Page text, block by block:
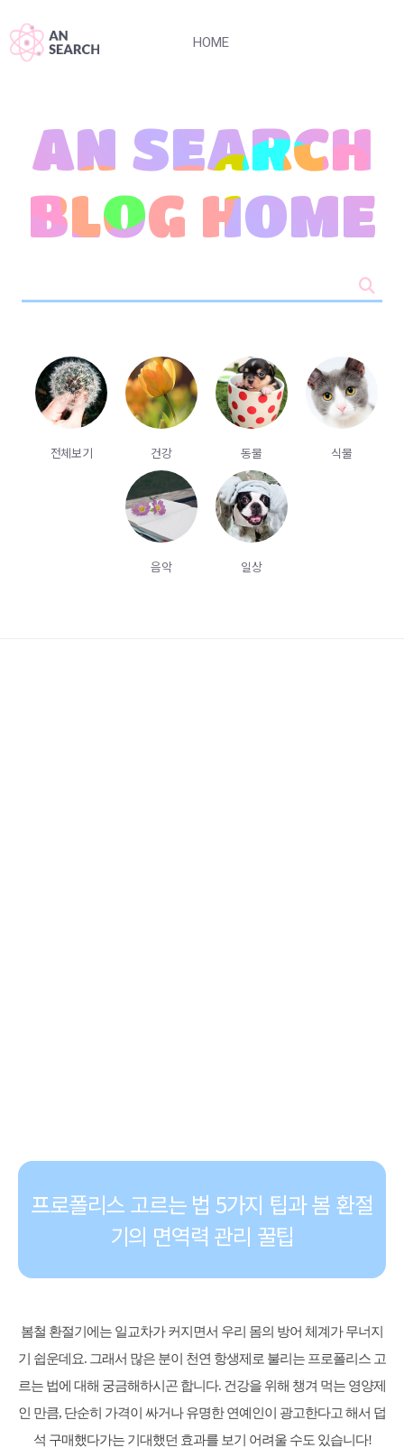
HOME
AN SEARCH
BLOG HOME
전체보기 건강 동물 식물
음악 일상
프로폴리스 고르는 법 5가지 팁과 봄 환절
기의 면역력 관리 꿀팁
봄철 환절기에는 일교차가 커지면서 우리 몸의 방어 체계가 무너지
기 쉽운데요. 그래서 많은 분이 천연 항생제로 불리는 프로폴리스 고
르는 법에 대해 궁금해하시곤 합니다. 건강을 위해 챙겨 먹는 영양제
인 만큼, 단순히 가격이 싸거나 유명한 연예인이 광고한다고 해서 덥
석 구매했다가는 기대했던 효과를 보기 어려울 수도 있습니다!